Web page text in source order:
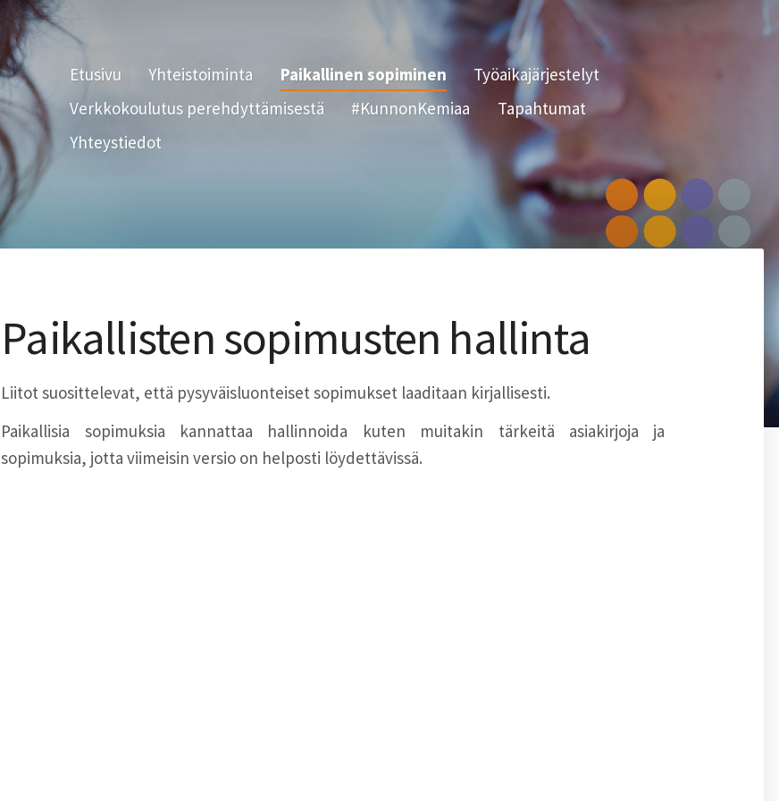
Etusivu Yhteistoiminta Paikallinen sopiminen
Työaikajärjestelyt
Verkkokoulutus perehdyttämisestä
#KunnonKemiaa
Tapahtumat
Yhteystiedot
Paikallisten sopimusten hallinta
Liitot suosittelevat, että pysyväisluonteiset sopimukset laaditaan kirjallisesti.
Paikallisia sopimuksia kannattaa hallinnoida kuten muitakin tärkeitä asiakirjoja ja
sopimuksia, jotta viimeisin versio on helposti löydettävissä.